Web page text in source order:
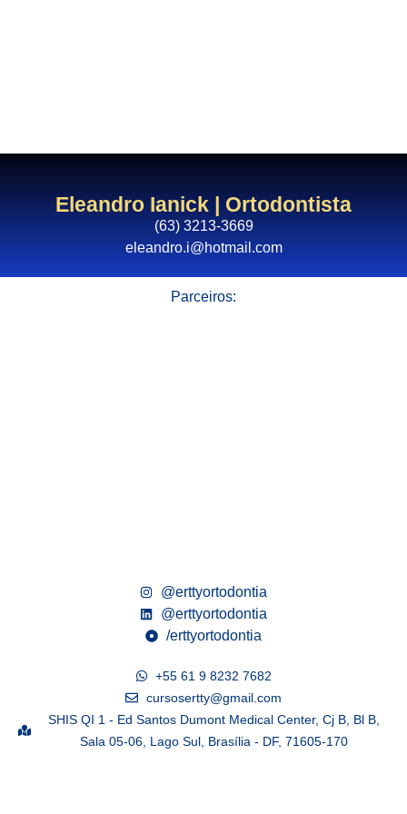
Eleandro Ianick | Ortodontista
(63) 3213-3669
eleandro.i@hotmail.com
Parceiros:
@erttyortodontia
@erttyortodontia
/erttyortodontia
+55 61 9 8232 7682
cursosertty@gmail.com
SHIS QI 1 - Ed Santos Dumont Medical Center, Cj B, Bl B,
Sala 05-06, Lago Sul, Brasília - DF, 71605-170